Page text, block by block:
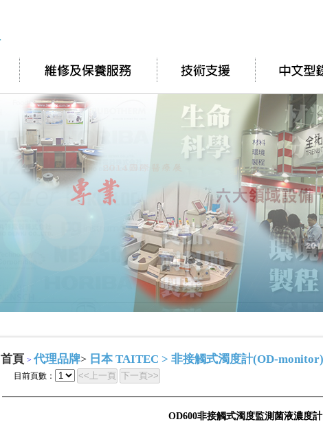
首頁 > 代理品牌> 日本 TAITEC > 非接觸式濁度計(OD-monitor)
目前頁數： <<上一頁 下一頁>>
OD600非接觸式濁度監測菌液濃度計